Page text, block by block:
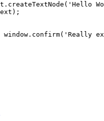
. createTextNode ( ' Hello
window . confirm( ' Really